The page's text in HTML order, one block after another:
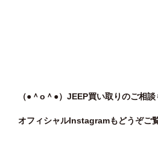
（●＾o＾●）JEEP買い取りのご相談
オフィシャルInstagramもどうぞご